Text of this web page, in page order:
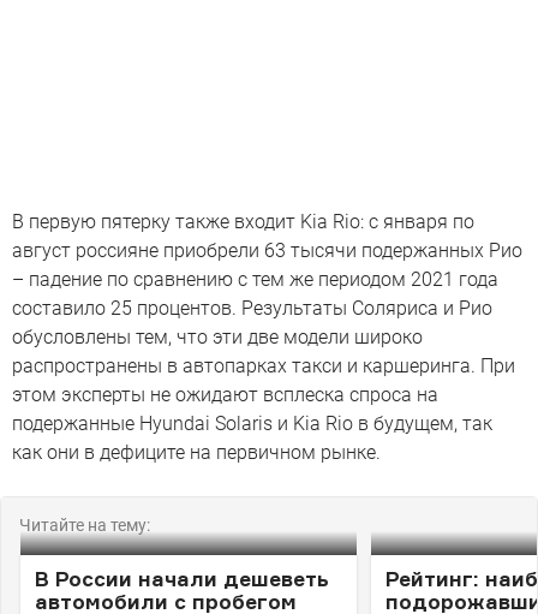
В первую пятерку также входит Kia Rio: с января по
август россияне приобрели 63 тысячи подержанных Рио
– падение по сравнению с тем же периодом 2021 года
составило 25 процентов. Результаты Соляриса и Рио
обусловлены тем, что эти две модели широко
распространены в автопарках такси и каршеринга. При
этом эксперты не ожидают всплеска спроса на
подержанные Hyundai Solaris и Kia Rio в будущем, так
как они в дефиците на первичном рынке.
Читайте на тему:
В России начали дешеветь
автомобили с пробегом
Рейтинг: